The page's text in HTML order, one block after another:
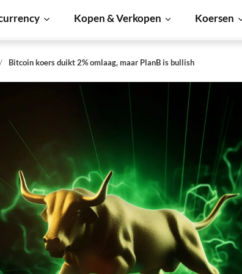
Kopen & Verkopen Koersen
Bitcoin koers duikt 2% omlaag, maar PlanB is bullish